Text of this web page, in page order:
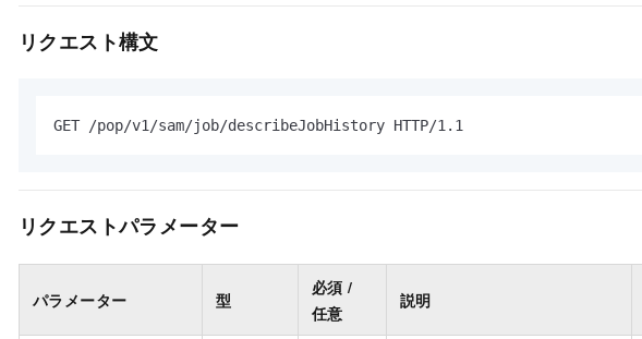
リクエスト構文
GET /pop/v1/sam/job/describeJobHistory HTTP/1.1
リクエストパラメーター
パラメーター 型
必須 /
任意
説明